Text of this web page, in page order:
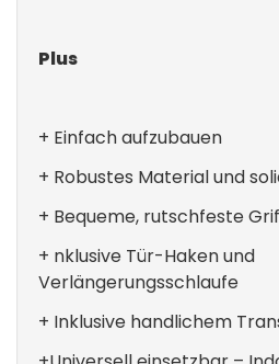
Plus
+ Einfach aufzubauen
+ Robustes Material und
+ Bequeme, rutschfeste
+ nklusive Tür-Haken und
Verlängerungsschlaufe
+ Inklusive handlichem